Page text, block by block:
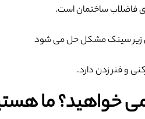
فاضلاب ساختمان است.
زیر سینک مشکل حل می شود
و فنر زدن دارد.
می خواهید؟ ما